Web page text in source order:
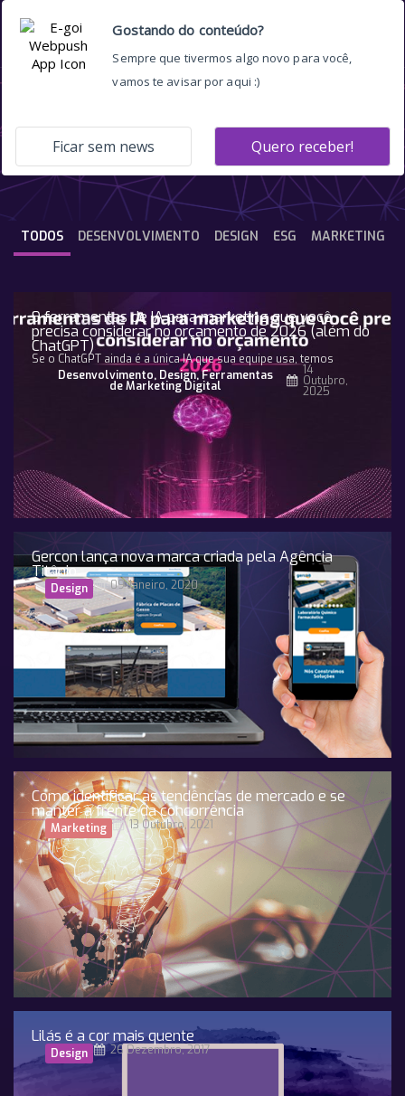
marketing conteudo
DESENVOLVIMENTO DESIGN ESG MARKETING
TODOS
9 ferramentas de IA para marketing que você
precisa considerar no orçamento de 2026 (além do
ChatGPT)
Se o ChatGPT ainda é a única IA que sua equipe usa, temos
Desenvolvimento, Design,Ferramentas
de Marketing Digital
14
Outubro,
2025
Gercon lança nova marca criada pela Agência
Titânio
Design 09 Janeiro, 2020
Como identificar as tendências de mercado e se
manter à frente da concorrência
Marketing 13 Outubro, 2021
Lilás é a cor mais quente
Design 26 Dezembro, 2017